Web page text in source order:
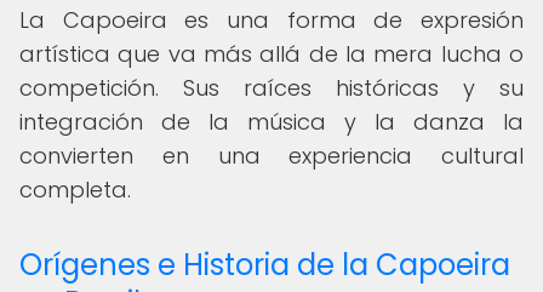
La Capoeira es una forma de expresión
artística que va más allá de la mera lucha o
competición. Sus raíces históricas y su
integración de la música y la danza la
convierten en una experiencia cultural
completa.
Orígenes e Historia de la Capoeira